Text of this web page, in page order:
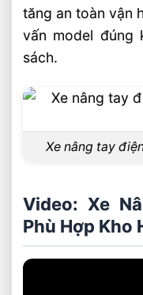
tăng an toàn vận
vấn model đúng
sách.
Xe nâng tay
Video: Xe
Phù Hợp Kho